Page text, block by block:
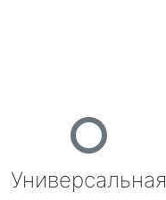
Универсальная